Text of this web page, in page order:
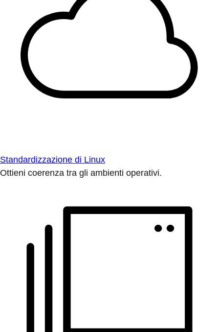
Standardizzazione di Linux
Ottieni coerenza tra gli ambienti operativi.